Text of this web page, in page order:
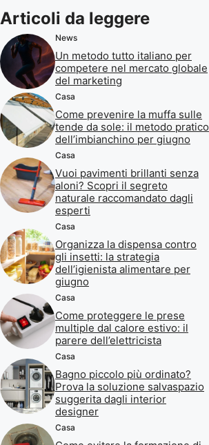
Articoli da leggere
News
Un metodo tutto italiano per
competere nel mercato globale
del marketing
Casa
Come prevenire la muffa sulle
tende da sole: il metodo pratico
dell’imbianchino per giugno
Casa
Vuoi pavimenti brillanti senza
aloni? Scopri il segreto
naturale raccomandato dagli
esperti
Casa
Organizza la dispensa contro
gli insetti: la strategia
dell’igienista alimentare per
giugno
Casa
Come proteggere le prese
multiple dal calore estivo: il
parere dell’elettricista
Casa
Bagno piccolo più ordinato?
Prova la soluzione salvaspazio
suggerita dagli interior
designer
Casa